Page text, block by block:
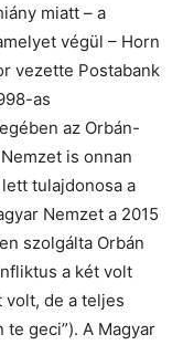
miatt – a
végül – Horn
vezette Postabank
as
az Orbán-
is onnan
tulajdonosa a
Nemzet a 2015
szolgálta Orbán
a két volt
volt, de a teljes
geci”). A Magyar